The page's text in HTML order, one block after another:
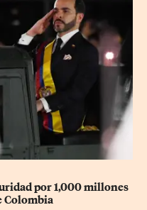
por 1,000 millones
Colombia